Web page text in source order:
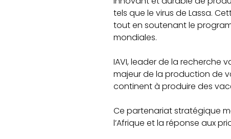
tels que le virus de Lassa.
tout en soutenant le
mondiales.
IAVI, leader de la recherche
majeur de la production de
continent à produire des
Ce partenariat stratégique
l’Afrique et la réponse aux